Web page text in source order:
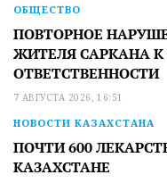
ОБЩЕСТВО
ПОВТОРНОЕ
ЖИТЕЛЯ САРКАНА
ОТВЕТСТВЕННОСТИ
7 АВГУСТА 2026, 16:51
НОВОСТИ КАЗАХСТАНА
ПОЧТИ 600
КАЗАХСТАНЕ